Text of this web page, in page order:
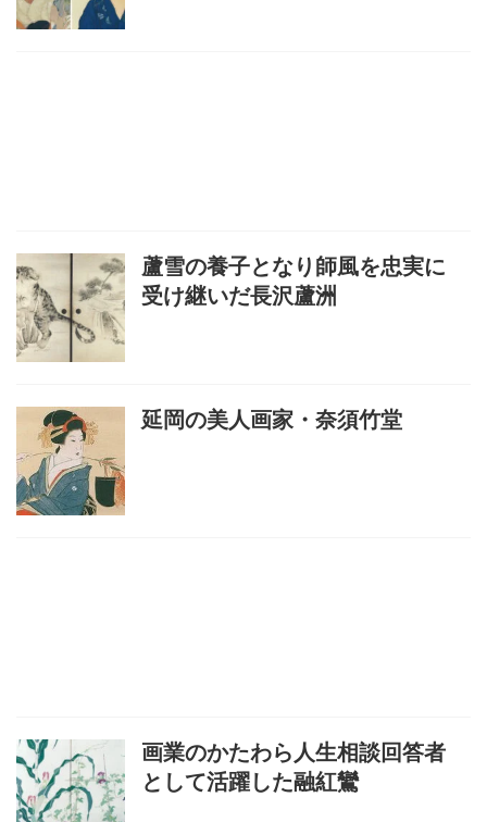
蘆雪の養子となり師風を忠実に
受け継いだ長沢蘆洲
延岡の美人画家・奈須竹堂
画業のかたわら人生相談回答者
として活躍した融紅鸞